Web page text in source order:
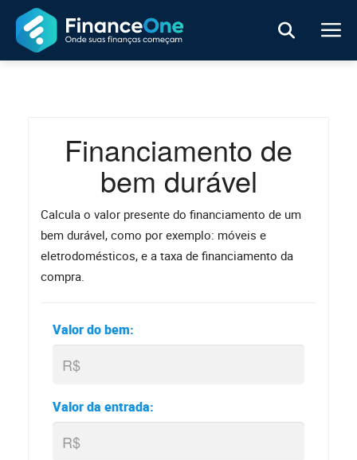
Financiamento de
bem durável
Calcula o valor presente do financiamento de um
bem durável, como por exemplo: móveis e
eletrodomésticos, e a taxa de financiamento da
compra.
Valor do bem:
Valor da entrada: